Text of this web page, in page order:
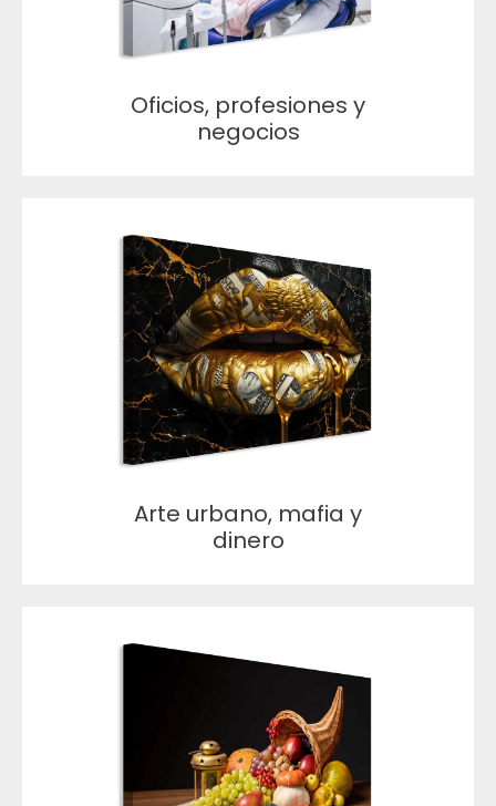
Oficios, profesiones y
negocios
Arte urbano, mafia y
dinero